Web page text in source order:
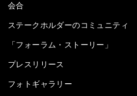
会合
ステークホルダーのコミュニティ
「フォーラム・ストーリー」
プレスリリース
フォトギャラリー